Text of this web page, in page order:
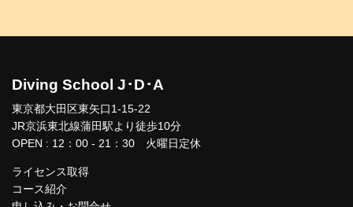
Diving School J･D･A
東京都大田区東矢口1-15-22
JR京浜東北線蒲田駅より徒歩10分
OPEN : 12：00 - 21：30 火曜日定休
ライセンス取得
コース紹介